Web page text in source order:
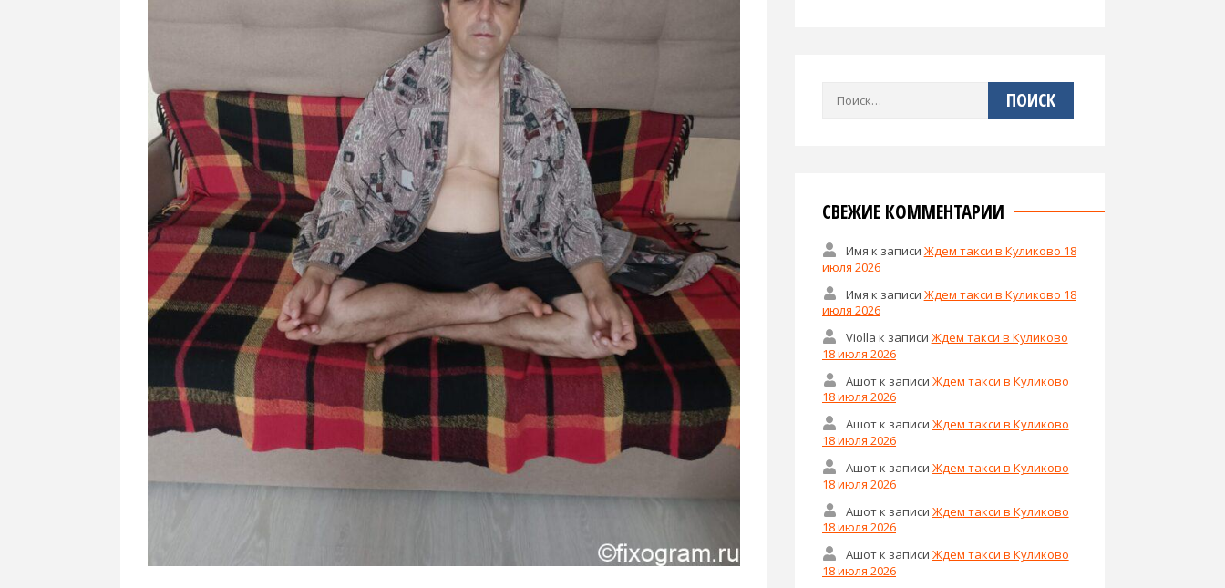
Найти:
СВЕЖИЕ КОММЕНТАРИИ
Имя к записи Ждем такси в Куликово 18
июля 2026
Имя к записи Ждем такси в Куликово 18
июля 2026
Violla к записи Ждем такси в Куликово
18 июля 2026
Ашотк записи Ждем такси в Куликово
18 июля 2026
Ашотк записи Ждем такси в Куликово
18 июля 2026
Ашотк записи Ждем такси в Куликово
18 июля 2026
Ашотк записи Ждем такси в Куликово
18 июля 2026
Ашотк записи Ждем такси в Куликово
18 июля 2026